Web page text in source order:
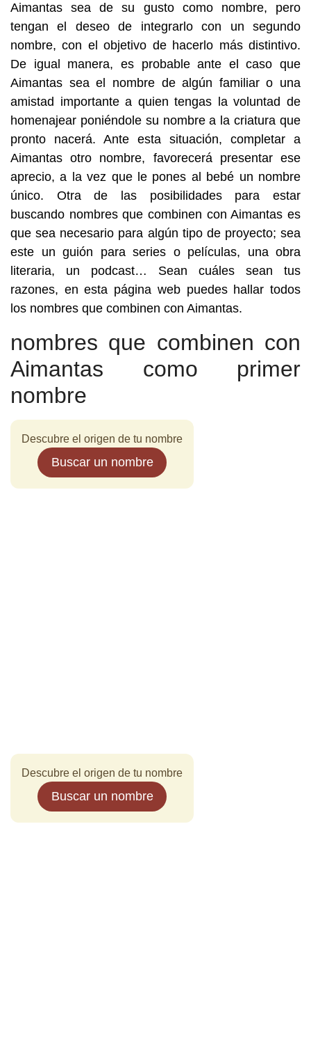
Aimantas sea de su gusto como nombre, pero
tengan el deseo de integrarlo con un segundo
nombre, con el objetivo de hacerlo más distintivo.
De igual manera, es probable ante el caso que
Aimantas sea el nombre de algún familiar o una
amistad importante a quien tengas la voluntad de
homenajear poniéndole su nombre a la criatura que
pronto nacerá. Ante esta situación, completar a
Aimantas otro nombre, favorecerá presentar ese
aprecio, a la vez que le pones al bebé un nombre
único. Otra de las posibilidades para estar
buscando nombres que combinen con Aimantas es
que sea necesario para algún tipo de proyecto; sea
este un guión para series o películas, una obra
literaria, un podcast… Sean cuáles sean tus
razones, en esta página web puedes hallar todos
los nombres que combinen con Aimantas.
nombres que combinen con
Aimantas como primer
nombre
Descubre el origen de tu nombre
Buscar un nombre
Descubre el origen de tu nombre
Buscar un nombre